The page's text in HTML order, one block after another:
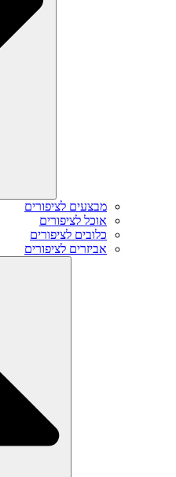
מבצעים לציפורים
אוכל לציפורים
כלובים לציפורים
אביזרים לציפורים